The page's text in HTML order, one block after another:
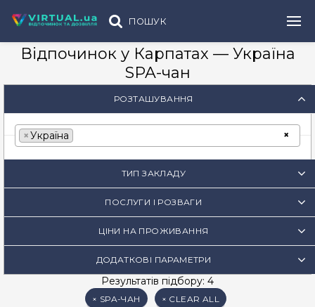
ПОШУК
Відпочинок у Карпатах — Україна
SPA-чан
РОЗТАШУВАННЯ
×
×Україна
ТИП ЗАКЛАДУ
ПОСЛУГИ І РОЗВАГИ
ЦІНИ НА ПРОЖИВАННЯ
ДОДАТКОВІ ПАРАМЕТРИ
Результатів підбору: 4
× SPA-ЧАН × CLEAR ALL